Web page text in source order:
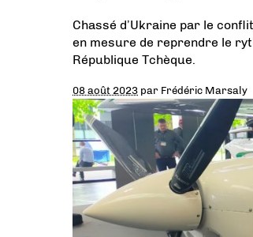
Chassé d’Ukraine par le
en mesure de reprendre le
République Tchèque.
08 août 2023 par Frédéric Marsaly